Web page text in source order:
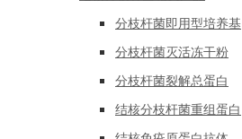
分枝杆菌即用型培养基
分枝杆菌灭活冻干粉
分枝杆菌裂解总蛋白
结核分枝杆菌重组蛋白